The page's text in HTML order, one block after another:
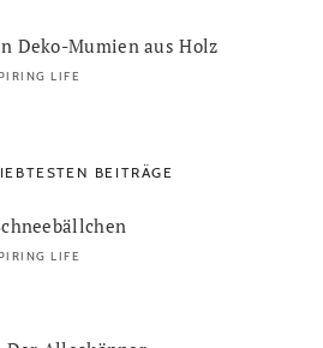
Deko-Mumien aus Holz
LIFE
BEITRÄGE
LIFE